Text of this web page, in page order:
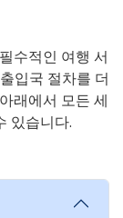
수적인 여행 서
입국 절차를 더
래에서 모든 세
있습니다.